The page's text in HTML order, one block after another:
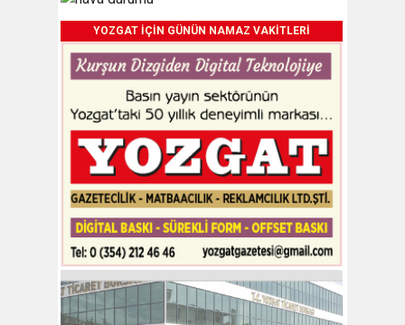
YOZGAT İÇİN GÜNÜN NAMAZ VAKİTLERİ